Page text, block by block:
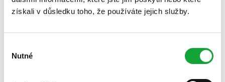
získali v důsledku toho, že používáte jejich služby.
souhlasu
Nutné